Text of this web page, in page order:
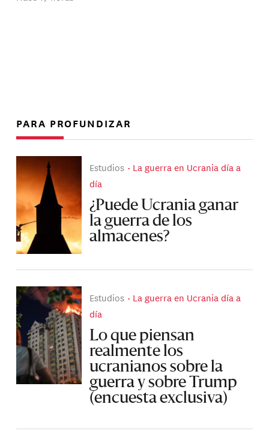
PARA PROFUNDIZAR
Estudios
La guerra en Ucrania día a
día
¿Puede Ucrania ganar
la guerra de los
almacenes?
Estudios
La guerra en Ucrania día a
día
Lo que piensan
realmente los
ucranianos sobre la
guerra y sobre Trump
(encuesta exclusiva)